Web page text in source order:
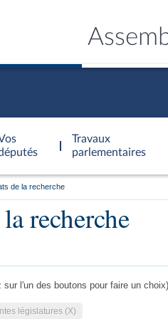
Travaux
parlementaires
de la recherche
recherche
sur l'un des boutons pour faire un choix)
législatures (X)